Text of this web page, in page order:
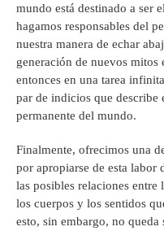
mundo está destinado a ser
hagamos responsables del
nuestra manera de echar
generación de nuevos mitos
entonces en una tarea
par de indicios que describe
permanente del mundo.
Finalmente, ofrecimos una
por apropiarse de esta labor
las posibles relaciones entre
los cuerpos y los sentidos
esto, sin embargo, no